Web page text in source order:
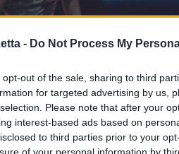
- Do Not Process My
opt-out of the sale, sharing to third
for targeted advertising by us,
Please note that after your
interest-based ads based on
to third parties prior to your